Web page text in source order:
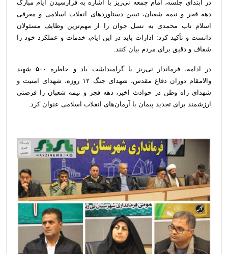
در ابتدای جلسه، امام جمعه نی‌ریز با اشاره به فرارسیدن ایام مبارک
دهه فجر و نیمه شعبان، تبیین دستاوردهای انقلاب اسلامی و معرفی
اسلام ناب محمدی به نسل جوان را از مهم‌ترین وظایف مسئولان
دانست و تأکید کرد: ادارات باید در این ایام، خدمات و عملکرد خود را
شفاف و دقیق برای مردم بیان کنند.
در ادامه، فرماندار نی‌ریز با گرامیداشت یاد و خاطره ۵۰۰ شهید
والامقام دوران دفاع مقدس، شهدای جنگ ۱۲ روزه، شهدای امنیت و
شهدای راه وطن در حوادث اخیر، دهه فجر و نیمه شعبان را فرصتی
ارزشمند برای تجدید پیمان با آرمان‌های انقلاب اسلامی عنوان کرد.